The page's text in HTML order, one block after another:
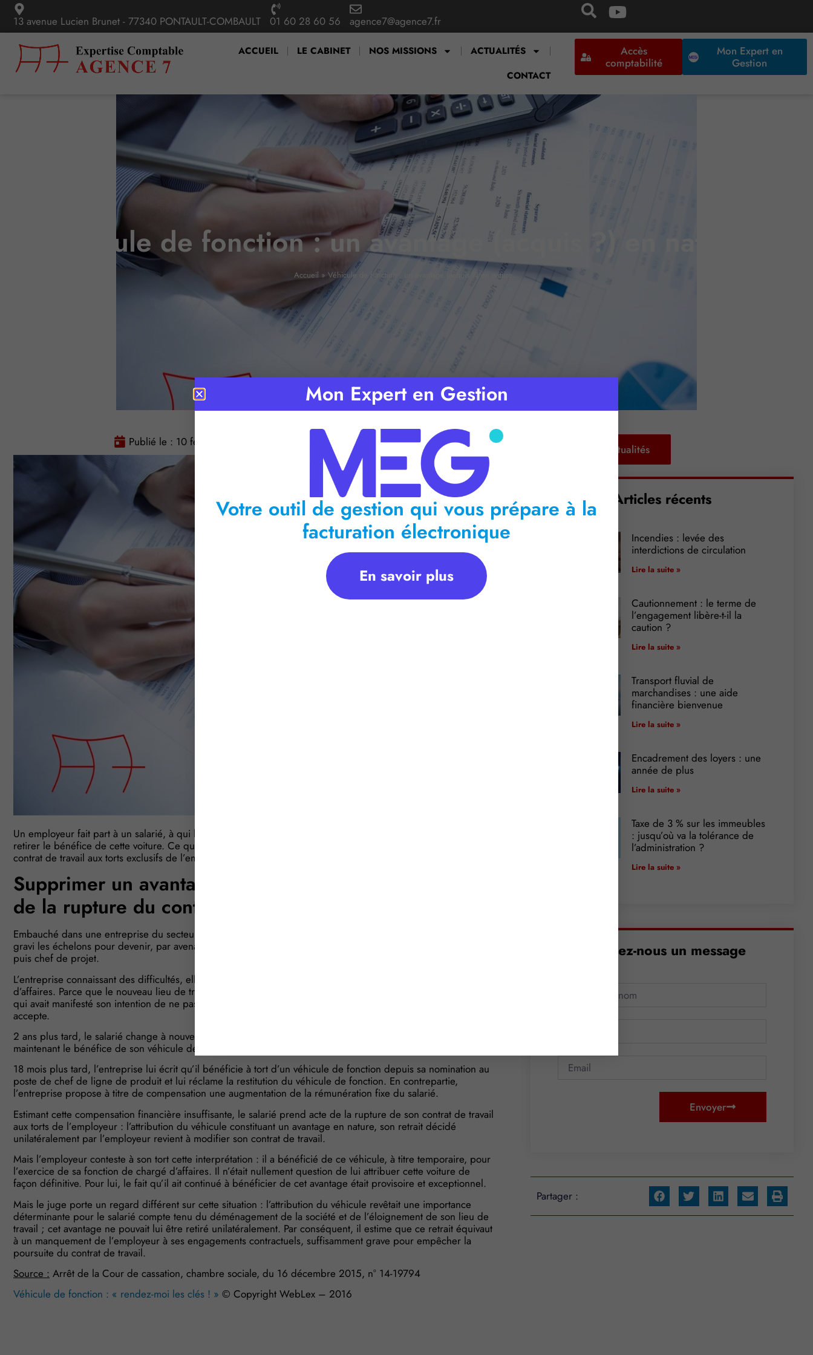
13 avenue Lucien Brunet - 77340 PONTAULT-COMBAULT 01 60 28 60 56 agence7@agence7.fr
ACCUEIL LE CABINET NOS MISSIONS
ACTUALITÉS
CONTACT
Accès
comptabilité
Mon Expert en
Gestion
Véhicule de fonction : un avantage (acquis ?) en nature…
Accueil » Véhicule de fonction : un avantage (acquis ?) en nature…
Publié le : 10 février 2016 Temps de lecture : 2 minutes
Un employeur fait part à un salarié, à qui l’entreprise met à disposition un véhicule, de son intention de lui
retirer le bénéfice de cette voiture. Ce que conteste le salarié qui, de ce fait, prend acte de la rupture de son
contrat de travail aux torts exclusifs de l’employeur…
Supprimer un avantage peut justifier une prise d’acte
de la rupture du contrat
Embauché dans une entreprise du secteur automobile au début de sa carrière comme apprenti, un salarié a
gravi les échelons pour devenir, par avenants successifs à son contrat de travail, technicien, chef de produit
puis chef de projet.
L’entreprise connaissant des difficultés, elle déménage et propose au salarié un nouveau poste de chargé
d’affaires. Parce que le nouveau lieu de travail est éloigné de son domicile, et pour éviter le départ du salarié
qui avait manifesté son intention de ne pas suivre, l’employeur lui propose un véhicule de fonction, ce qu’il
accepte.
2 ans plus tard, le salarié change à nouveau de poste pour devenir chef de ligne de produit, l’entreprise lui
maintenant le bénéfice de son véhicule de fonction.
18 mois plus tard, l’entreprise lui écrit qu’il bénéficie à tort d’un véhicule de fonction depuis sa nomination au
poste de chef de ligne de produit et lui réclame la restitution du véhicule de fonction. En contrepartie,
l’entreprise propose à titre de compensation une augmentation de la rémunération fixe du salarié.
Estimant cette compensation financière insuffisante, le salarié prend acte de la rupture de son contrat de travail
aux torts de l’employeur : l’attribution du véhicule constituant un avantage en nature, son retrait décidé
unilatéralement par l’employeur revient à modifier son contrat de travail.
Mais l’employeur conteste à son tort cette interprétation : il a bénéficié de ce véhicule, à titre temporaire, pour
l’exercice de sa fonction de chargé d’affaires. Il n’était nullement question de lui attribuer cette voiture de
façon définitive. Pour lui, le fait qu’il ait continué à bénéficier de cet avantage était provisoire et exceptionnel.
Mais le juge porte un regard différent sur cette situation : l’attribution du véhicule revêtait une importance
déterminante pour le salarié compte tenu du déménagement de la société et de l’éloignement de son lieu de
travail ; cet avantage ne pouvait lui être retiré unilatéralement. Par conséquent, il estime que ce retrait équivaut
à un manquement de l’employeur à ses engagements contractuels, suffisamment grave pour empêcher la
poursuite du contrat de travail.
Source : Arrêt de la Cour de cassation, chambre sociale, du 16 décembre 2015, n° 14-19794
Véhicule de fonction : « rendez-moi les clés ! » © Copyright WebLex – 2016
Retour aux actualités
Articles récents
Incendies : levée des
interdictions de circulation
Lire la suite »
Cautionnement : le terme de
l’engagement libère-t-il la
caution ?
Lire la suite »
Transport fluvial de
marchandises : une aide
financière bienvenue
Lire la suite »
Encadrement des loyers : une
année de plus
Lire la suite »
Taxe de 3 % sur les immeubles
: jusqu’où va la tolérance de
l’administration ?
Lire la suite »
Envoyez-nous un message
Envoyer
Partager :
Mon Expert en Gestion
Votre outil de gestion qui vous prépare à la
facturation électronique
En savoir plus